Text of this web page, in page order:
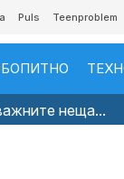
Puls Teenproblem
неща...